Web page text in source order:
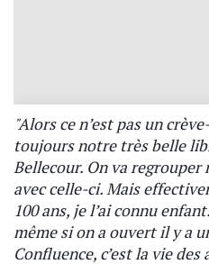
"Alors ce n’est pas un
toujours notre très belle
Bellecour. On va
avec celle-ci. Mais
100 ans, je l’ai connu
même si on a ouvert il y a
Confluence, c’est la vie